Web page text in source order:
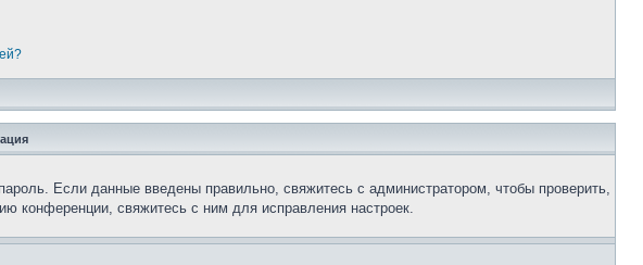
Если данные введены правильно, свяжитесь с администратором, чтобы проверить,
конференции, свяжитесь с ним для исправления настроек.